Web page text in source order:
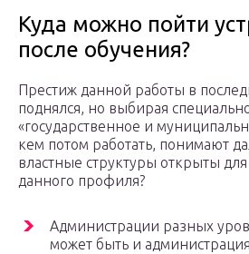
Куда можно пойти
после обучения?
Престиж данной работы в
поднялся, но выбирая
«государственное и
кем потом работать, понимают
властные структуры открыты
данного профиля?
Администрации разных
может быть и